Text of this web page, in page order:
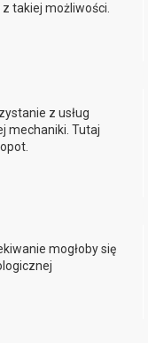
takiej możliwości.
z usług
mechaniki. Tutaj
mogłoby się